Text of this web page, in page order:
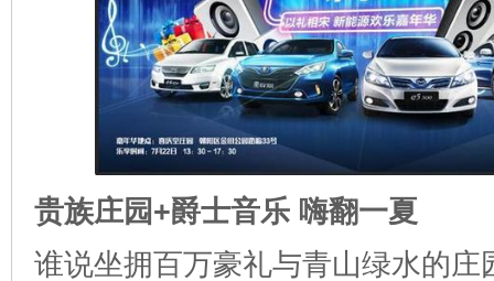
贵族庄园+爵士音乐 嗨翻一夏
谁说坐拥百万豪礼与青山绿水的庄